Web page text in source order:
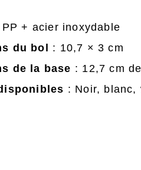
PP + acier inoxydable
du bol
: 10,7 × 3 cm
de la base : 12,7 cm
: Noir, blanc,